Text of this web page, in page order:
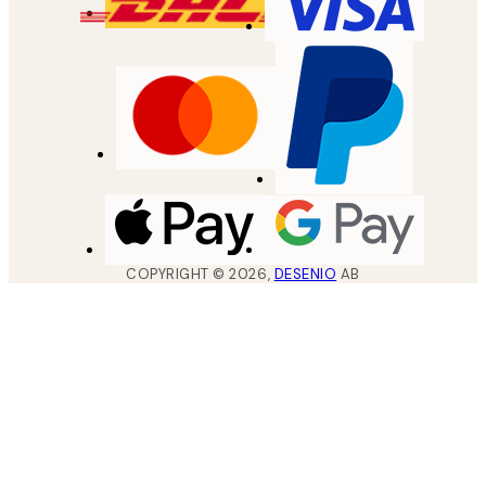
COPYRIGHT ©2026, DESENIO AB